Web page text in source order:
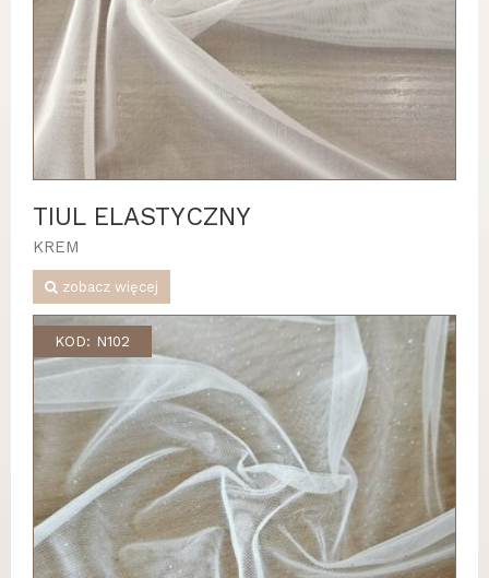
TIUL ELASTYCZNY
KREM
zobacz więcej
KOD: N102